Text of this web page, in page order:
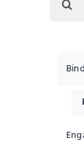
efter: